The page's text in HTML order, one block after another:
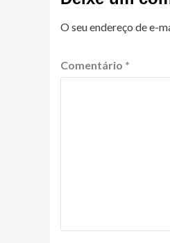
O seu endereço de e-
Comentário *